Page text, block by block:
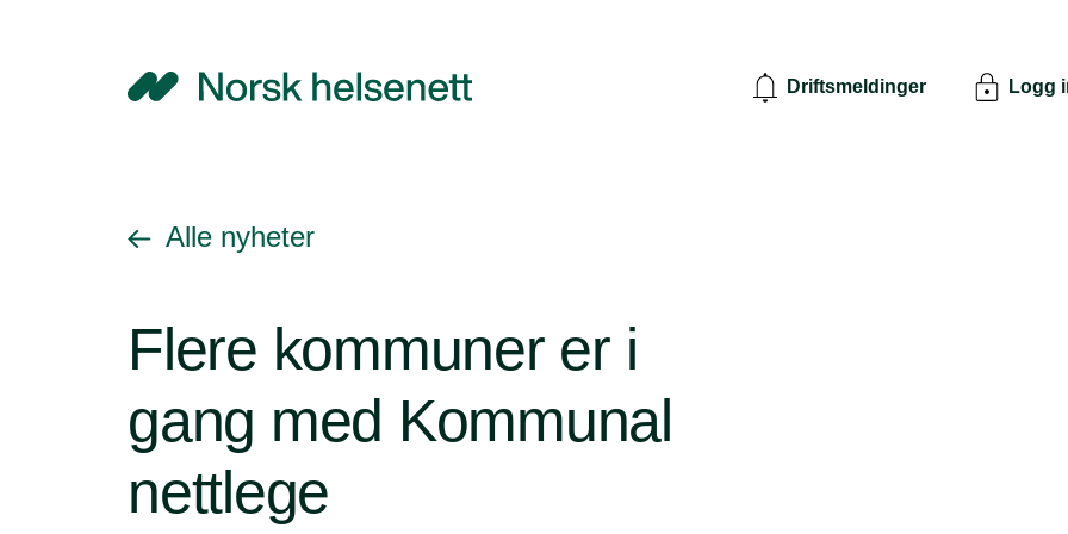
NHN Driftsmeldinger Logg
Gå tilbake til
Alle nyheter
Flere kommuner er i
gang med Kommunal
nettlege